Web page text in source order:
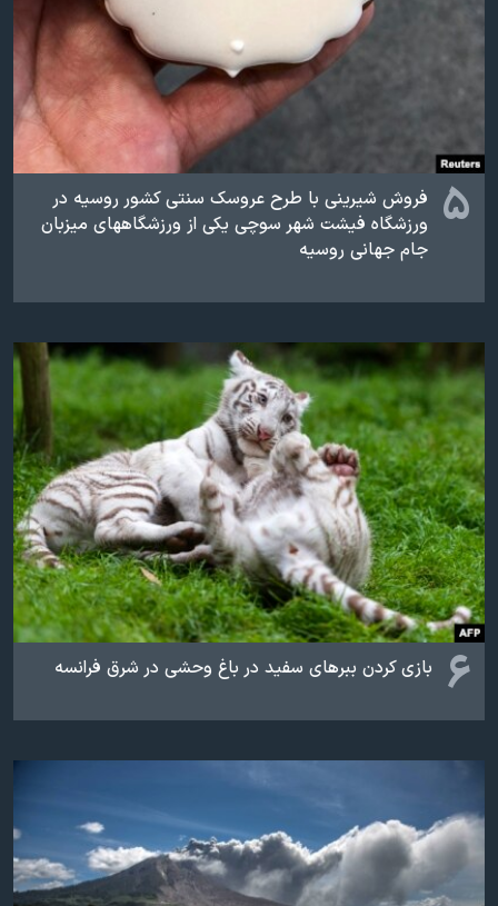
۵
فروش شیرینی با طرح عروسک سنتی کشور روسیه در
ورزشگاه فیشت شهر سوچی یکی از ورزشگاههای میزبان
جام جهانی روسیه
۶ بازی کردن ببرهای سفید در باغ وحشی در شرق فرانسه